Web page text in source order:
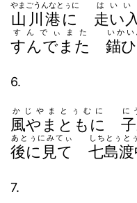
山川港に
やまごうんなとぅに
走い
はいい
すんでまた
すんでぃまた
錨
いか
6.
風やまともに
かじやまとぅむに に
後に見て
あとぅにみてぃ
七島渡
しちとぅと
7.